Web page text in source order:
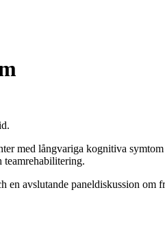
med långvariga kognitiva
en avslutande paneldiskussion om